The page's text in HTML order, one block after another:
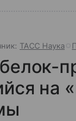
ТАСС Наука
на